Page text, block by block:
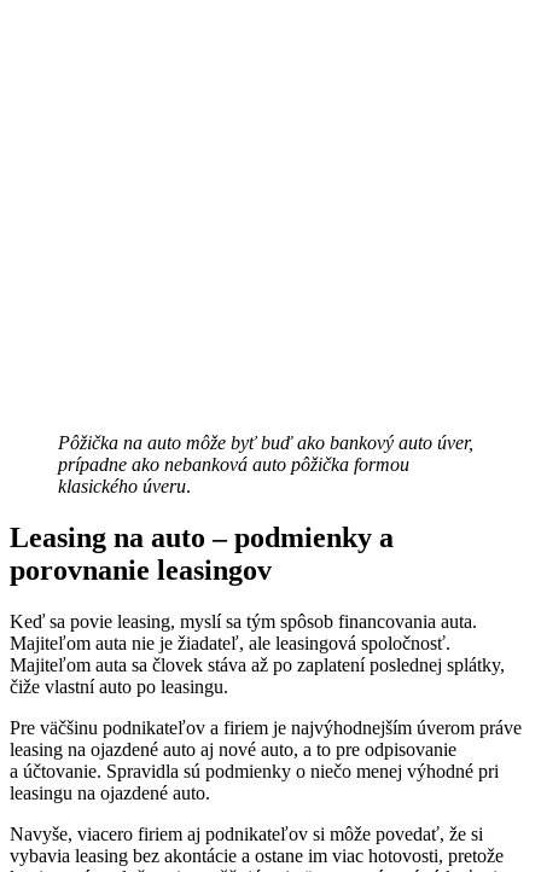
Pôžička na auto môže byť buď ako bankový auto úver,
prípadne ako nebanková auto pôžička formou
klasického úveru.
Leasing na auto – podmienky a
porovnanie leasingov
Keď sa povie leasing, myslí sa tým spôsob financovania auta.
Majiteľom auta nie je žiadateľ, ale leasingová spoločnosť.
Majiteľom auta sa človek stáva až po zaplatení poslednej splátky,
čiže vlastní auto po leasingu.
Pre väčšinu podnikateľov a firiem je najvýhodnejším úverom práve
leasing na ojazdené auto aj nové auto, a to pre odpisovanie
a účtovanie. Spravidla sú podmienky o niečo menej výhodné pri
leasingu na ojazdené auto.
Navyše, viacero firiem aj podnikateľov si môže povedať, že si
vybavia leasing bez akontácie a ostane im viac hotovosti, pretože